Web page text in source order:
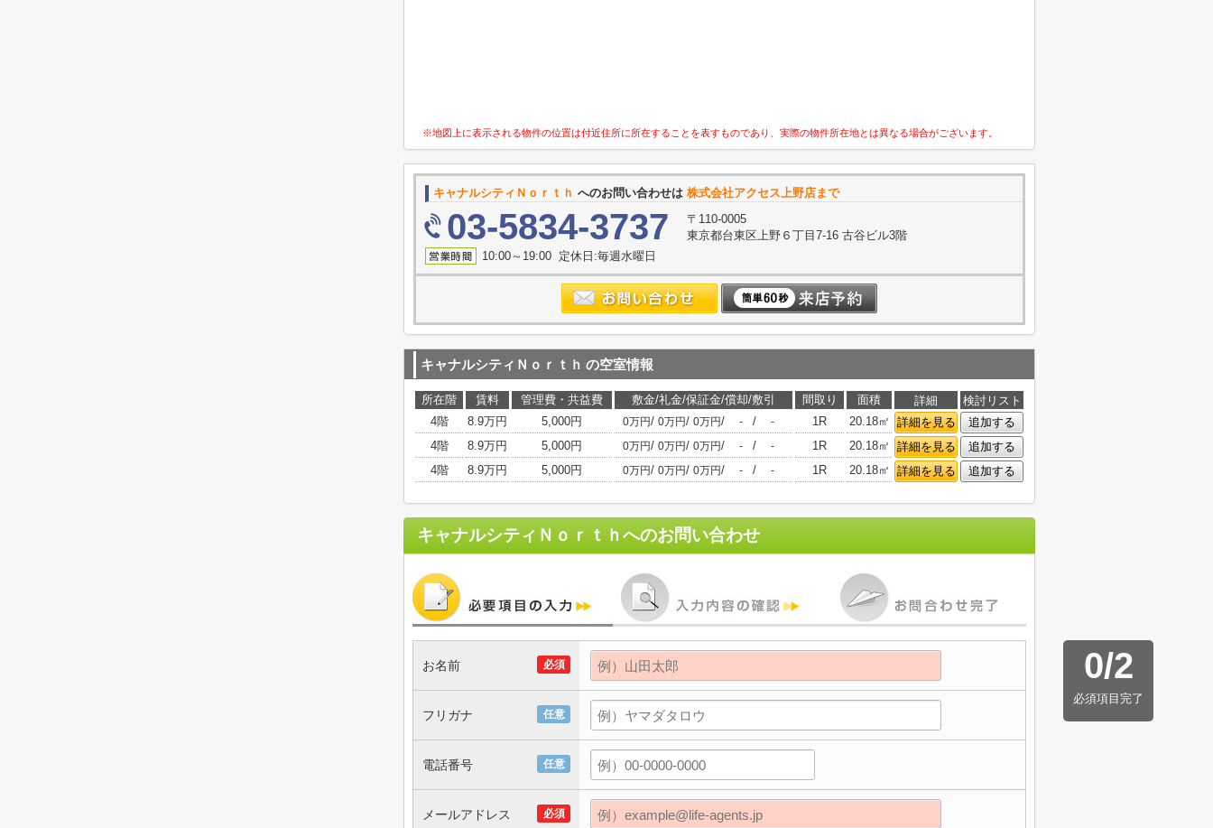
※地図上に表示される物件の位置は付近住所に所在することを表すものであり、実際の物件所在地とは異なる場合がございます。
キャナルシティＮｏｒｔｈ へのお問い合わせは 株式会社アクセス上野店まで
03-5834-3737
〒110-0005
東京都台東区上野６丁目7-16 古谷ビル3階
10:00～19:00 定休日:毎週水曜日
キャナルシティＮｏｒｔｈ の空室情報
所在階 賃料 管理費・共益費 敷金/礼金/保証金/償却/敷引 間取り 面積 詳細
検討リスト
4階
8.9万円 5,000円 0万円/ 0万円/ 0万円/ - / - 1R 20.18㎡ 詳細を見る
追加する
4階
8.9万円 5,000円 0万円/ 0万円/ 0万円/ - / - 1R 20.18㎡ 詳細を見る
追加する
4階
8.9万円 5,000円 0万円/ 0万円/ 0万円/ - / - 1R 20.18㎡ 詳細を見る 追加する
キャナルシティＮｏｒｔｈ へのお問い合わせ
0/2
必須項目完了
必須
お名前
任意
フリガナ
任意
電話番号
必須
メールアドレス